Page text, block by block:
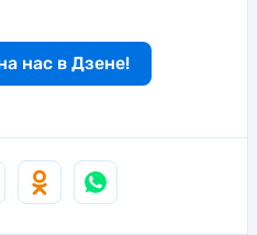
нас в Дзене!